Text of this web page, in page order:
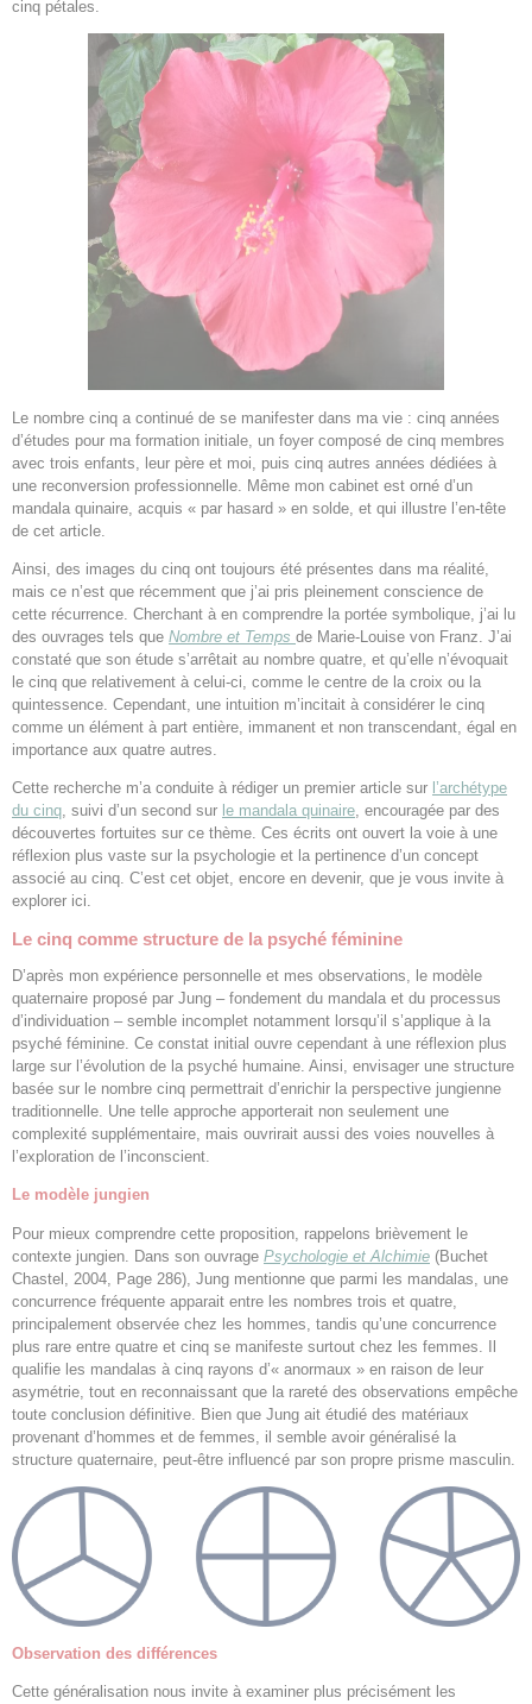
cinq pétales.
Le nombre cinq a continué de se manifester dans ma vie : cinq années
d’études pour ma formation initiale, un foyer composé de cinq membres
avec trois enfants, leur père et moi, puis cinq autres années dédiées à
une reconversion professionnelle. Même mon cabinet est orné d’un
mandala quinaire, acquis « par hasard » en solde, et qui illustre l’en-tête
de cet article.
Ainsi, des images du cinq ont toujours été présentes dans ma réalité,
mais ce n’est que récemment que j’ai pris pleinement conscience de
cette récurrence. Cherchant à en comprendre la portée symbolique, j’ai lu
des ouvrages tels que Nombre et Temps de Marie-Louise von Franz. J’ai
constaté que son étude s’arrêtait au nombre quatre, et qu’elle n’évoquait
le cinq que relativement à celui-ci, comme le centre de la croix ou la
quintessence. Cependant, une intuition m’incitait à considérer le cinq
comme un élément à part entière, immanent et non transcendant, égal en
importance aux quatre autres.
Cette recherche m’a conduite à rédiger un premier article sur l’archétype
du cinq, suivi d’un second sur le mandala quinaire, encouragée par des
découvertes fortuites sur ce thème. Ces écrits ont ouvert la voie à une
réflexion plus vaste sur la psychologie et la pertinence d’un concept
associé au cinq. C’est cet objet, encore en devenir, que je vous invite à
explorer ici.
Le cinq comme structure de la psyché féminine
D’après mon expérience personnelle et mes observations, le modèle
quaternaire proposé par Jung – fondement du mandala et du processus
d’individuation – semble incomplet notamment lorsqu’il s’applique à la
psyché féminine. Ce constat initial ouvre cependant à une réflexion plus
large sur l’évolution de la psyché humaine. Ainsi, envisager une structure
basée sur le nombre cinq permettrait d’enrichir la perspective jungienne
traditionnelle. Une telle approche apporterait non seulement une
complexité supplémentaire, mais ouvrirait aussi des voies nouvelles à
l’exploration de l’inconscient.
Le modèle jungien
Pour mieux comprendre cette proposition, rappelons brièvement le
contexte jungien. Dans son ouvrage Psychologie et Alchimie (Buchet
Chastel, 2004, Page 286), Jung mentionne que parmi les mandalas, une
concurrence fréquente apparait entre les nombres trois et quatre,
principalement observée chez les hommes, tandis qu’une concurrence
plus rare entre quatre et cinq se manifeste surtout chez les femmes. Il
qualifie les mandalas à cinq rayons d’« anormaux » en raison de leur
asymétrie, tout en reconnaissant que la rareté des observations empêche
toute conclusion définitive. Bien que Jung ait étudié des matériaux
provenant d’hommes et de femmes, il semble avoir généralisé la
structure quaternaire, peut-être influencé par son propre prisme masculin.
Observation des différences
Cette généralisation nous invite à examiner plus précisément les